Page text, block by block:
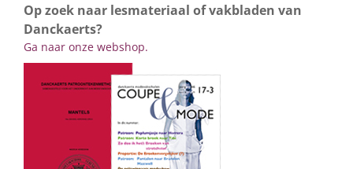
Op zoek naar lesmateriaal of vakbladen van
Danckaerts?
Ga naar onze webshop.